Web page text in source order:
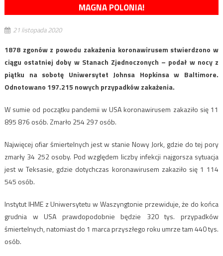
MAGNA POLONIA!
21 listopada 2020
1878 zgonów z powodu zakażenia koronawirusem stwierdzono w
ciągu ostatniej doby w Stanach Zjednoczonych – podał w nocy z
piątku na sobotę Uniwersytet Johnsa Hopkinsa w Baltimore.
Odnotowano 197.215 nowych przypadków zakażenia.
W sumie od początku pandemii w USA koronawirusem zakaziło się 11
895 876 osób. Zmarło 254 297 osób.
Najwięcej ofiar śmiertelnych jest w stanie Nowy Jork, gdzie do tej pory
zmarły 34 252 osoby. Pod względem liczby infekcji najgorsza sytuacja
jest w Teksasie, gdzie dotychczas koronawirusem zakaziło się 1 114
545 osób.
Instytut IHME z Uniwersytetu w Waszyngtonie przewiduje, że do końca
grudnia w USA prawdopodobnie będzie 320 tys. przypadków
śmiertelnych, natomiast do 1 marca przyszłego roku umrze tam 440 tys.
osób.